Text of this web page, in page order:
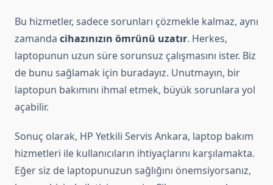
Bu hizmetler, sadece sorunları çözmekle kalmaz, aynı
zamanda cihazınızın ömrünü uzatır. Herkes,
laptopunun uzun süre sorunsuz çalışmasını ister. Biz
de bunu sağlamak için buradayız. Unutmayın, bir
laptopun bakımını ihmal etmek, büyük sorunlara yol
açabilir.
Sonuç olarak, HP Yetkili Servis Ankara, laptop bakım
hizmetleri ile kullanıcıların ihtiyaçlarını karşılamakta.
Eğer siz de laptopunuzun sağlığını önemsiyorsanız,